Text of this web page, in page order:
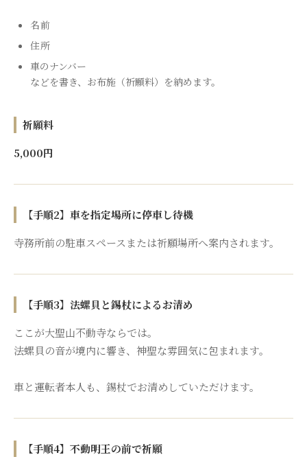
名前
住所
車のナンバー
などを書き、お布施（祈願料）を納めます。
祈願料
5,000円
【手順2】車を指定場所に停車し待機
寺務所前の駐車スペースまたは祈願場所へ案内されます。
【手順3】法螺貝と錫杖によるお清め
ここが大聖山不動寺ならでは。
法螺貝の音が境内に響き、神聖な雰囲気に包まれます。
車と運転者本人も、錫杖でお清めしていただけます。
【手順4】不動明王の前で祈願